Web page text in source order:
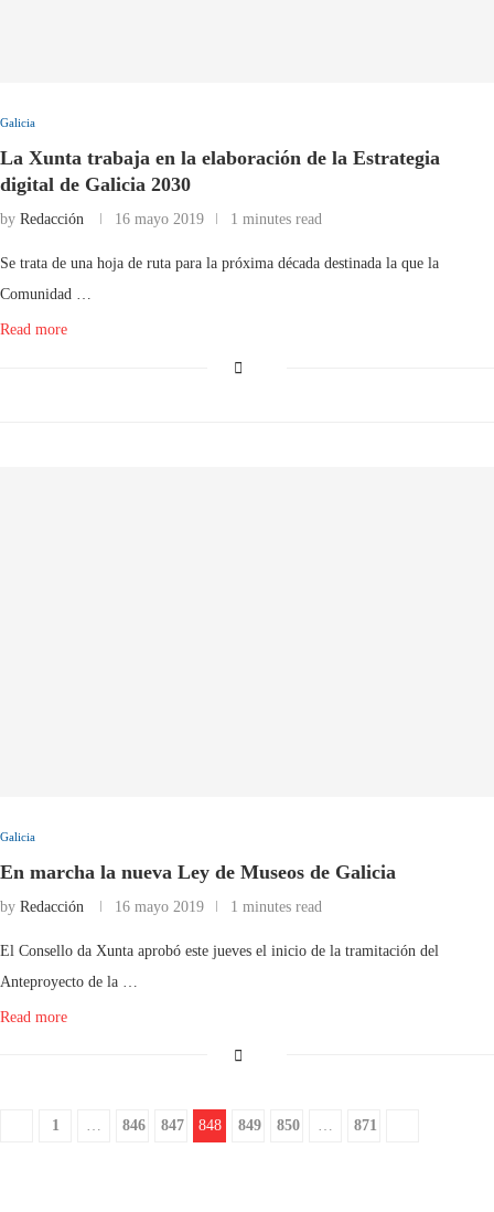
Galicia
La Xunta trabaja en la elaboración de la Estrategia
digital de Galicia 2030
by Redacción 16 mayo 2019 1 minutes read
Se trata de una hoja de ruta para la próxima década destinada la que la
Comunidad …
Read more
Galicia
En marcha la nueva Ley de Museos de Galicia
by Redacción 16 mayo 2019 1 minutes read
El Consello da Xunta aprobó este jueves el inicio de la tramitación del
Anteproyecto de la …
Read more
1 846 847 848 849 850 871